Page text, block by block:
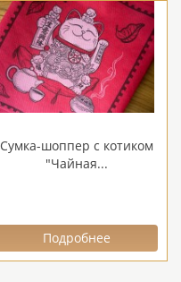
Сумка-шоппер с котиком
"Чайная...
Подробнее